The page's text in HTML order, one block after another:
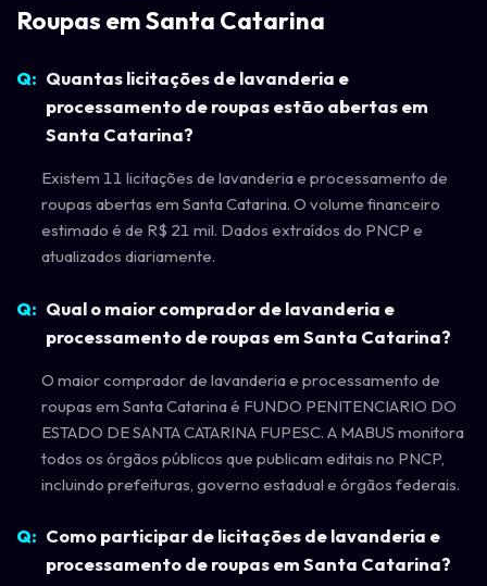
Roupas em Santa Catarina
Quantas licitações de lavanderia e
processamento de roupas estão abertas em
Santa Catarina?
Existem 11 licitações de lavanderia e processamento de
roupas abertas em Santa Catarina. O volume financeiro
estimado é de R$ 21 mil. Dados extraídos do PNCP e
atualizados diariamente.
Qual o maior comprador de lavanderia e
processamento de roupas em Santa Catarina?
O maior comprador de lavanderia e processamento de
roupas em Santa Catarina é FUNDO PENITENCIARIO DO
ESTADO DE SANTA CATARINA FUPESC. A MABUS monitora
todos os órgãos públicos que publicam editais no PNCP,
incluindo prefeituras, governo estadual e órgãos federais.
Como participar de licitações de lavanderia e
processamento de roupas em Santa Catarina?